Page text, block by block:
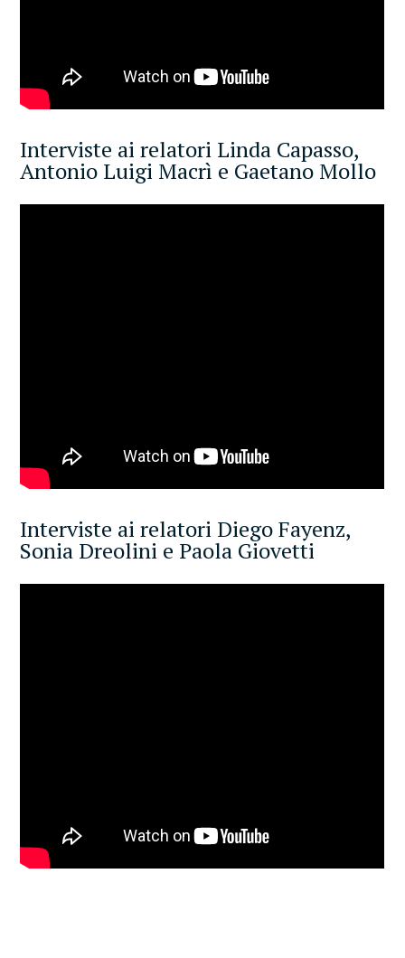
Interviste ai relatori Linda Capasso,
Antonio Luigi Macrì e Gaetano Mollo
Interviste ai relatori Diego Fayenz,
Sonia Dreolini e Paola Giovetti